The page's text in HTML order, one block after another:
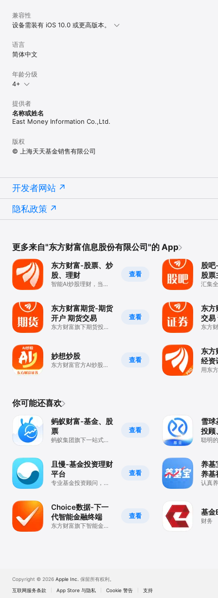
兼容性
设备需装有 iOS 10.0 或更高版本。
语言
简体中文
年龄分级
4+
提供者
名称或姓名
East Money Information Co.,Ltd.
版权
© 上海天天基金销售有限公司
开发者网站
隐私政策
更多来自"东方财富信息股份有限公司"的 App
查看
东方财富-股票、炒
股、理财
智能AI炒股理财，当然
查看
东方财富期货-期货
开户 期货交易
东方财富旗下期货投资
查看
妙想炒股
东方财富官方AI炒股软
股吧
股票
汇集
东方
交易
东方
东方
经资
用东
你可能还喜欢
查看
蚂蚁财富-基金、股
票
蚂蚁集团旗下一站式理
查看
且慢-基金投资理财
平台
专业基金投资顾问，管
查看
Choice数据-下一
代智能金融终端
东方财富旗下智能金融
雪球
投顾
务平
聪明
养基
养基
认真
基金
财务
Copyright © 2026 Apple Inc. 保留所有权利。
互联网服务条款
App Store 与隐私 Cookie 警告 支持